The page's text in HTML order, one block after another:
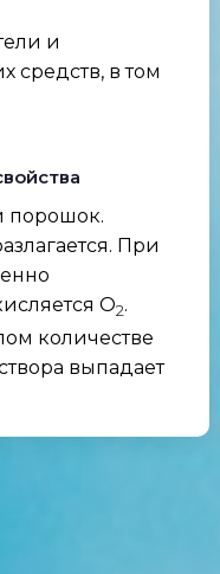
и
средств, в том
порошок.
При
O2.
количестве
выпадает